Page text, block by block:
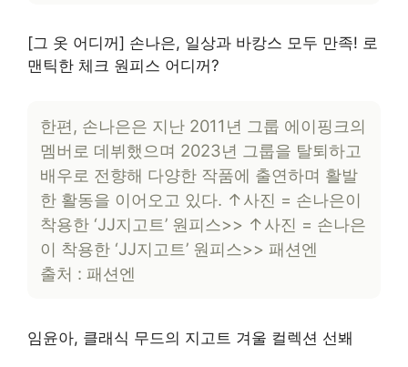
[그 옷 어디꺼] 손나은, 일상과 바캉스 모두 만족! 로
맨틱한 체크 원피스 어디꺼?
한편, 손나은은 지난 2011년 그룹 에이핑크의
멤버로 데뷔했으며 2023년 그룹을 탈퇴하고
배우로 전향해 다양한 작품에 출연하며 활발
한 활동을 이어오고 있다. ↑사진 = 손나은이
착용한 ‘JJ지고트’ 원피스>> ↑사진 = 손나은
이 착용한 ‘JJ지고트’ 원피스>> 패션엔
출처 : 패션엔
임윤아, 클래식 무드의 지고트 겨울 컬렉션 선봬